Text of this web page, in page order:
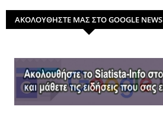
ΑΚΟΛΟΥΘΗΣΤΕ ΜΑΣ ΣΤΟ GOOGLE NEWS